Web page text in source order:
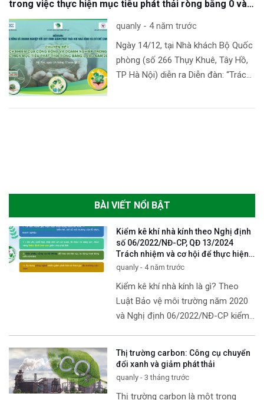
trong việc thực hiện mục tiêu phát thải ròng bằng 0 vào
năm 2050
quanly - 4 năm trước
Ngày 14/12, tại Nhà khách Bộ Quốc
phòng (số 266 Thụy Khuê, Tây Hồ,
TP Hà Nội) diễn ra Diễn đàn: “Trách
BÀI VIẾT NỔI BẬT
Kiểm kê khí nhà kính theo Nghị định
số 06/2022/NĐ-CP, QĐ 13/2024
Trách nhiệm và cơ hội để thực hiện
mục tiêu Net zero
quanly - 4 năm trước
Kiểm kê khí nhà kính là gì? Theo
Luật Bảo vệ môi trường năm 2020
và Nghị định 06/2022/NĐ-CP kiểm
Thị trường carbon: Công cụ chuyển
đổi xanh và giảm phát thải
quanly - 3 tháng trước
Thị trường carbon là một trong